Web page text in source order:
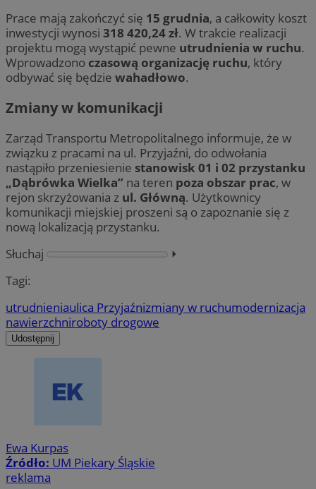
Prace mają zakończyć się 15 grudnia, a całkowity koszt
inwestycji wynosi 318 420,24 zł. W trakcie realizacji
projektu mogą wystąpić pewne utrudnienia w ruchu.
Wprowadzono czasową organizację ruchu, który
odbywać się będzie wahadłowo.
Zmiany w komunikacji
Zarząd Transportu Metropolitalnego informuje, że w
związku z pracami na ul. Przyjaźni, do odwołania
nastąpiło przeniesienie stanowisk 01 i 02 przystanku
„Dąbrówka Wielka” na teren poza obszar prac, w
rejon skrzyżowania z ul. Główną. Użytkownicy
komunikacji miejskiej proszeni są o zapoznanie się z
nową lokalizacją przystanku.
Słuchaj
⏵︎
Tagi:
utrudnieniaulica Przyjaźnizmiany w ruchumodernizacja
nawierzchniroboty drogowe
Udostępnij
Ewa Kurpas
Źródło: UM Piekary Śląskie
reklama